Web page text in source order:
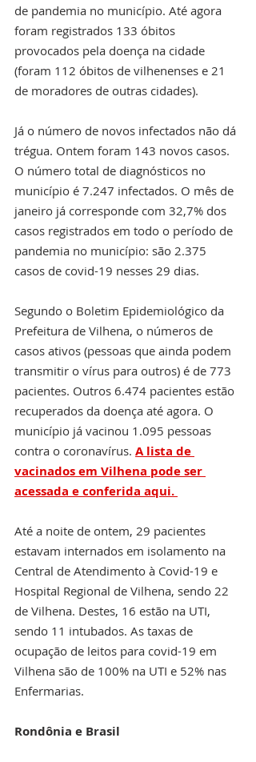
de pandemia no município. Até agora
foram registrados 133 óbitos
provocados pela doença na cidade
(foram 112 óbitos de vilhenenses e 21
de moradores de outras cidades).
Já o número de novos infectados não dá
trégua. Ontem foram 143 novos casos.
O número total de diagnósticos no
município é 7.247 infectados. O mês de
janeiro já corresponde com 32,7% dos
casos registrados em todo o período de
pandemia no município: são 2.375
casos de covid-19 nesses 29 dias.
Segundo o Boletim Epidemiológico da
Prefeitura de Vilhena, o números de
casos ativos (pessoas que ainda podem
transmitir o vírus para outros) é de 773
pacientes. Outros 6.474 pacientes estão
recuperados da doença até agora. O
município já vacinou 1.095 pessoas
contra o coronavírus. A lista de
vacinados em Vilhena pode ser
acessada e conferida aqui.
Até a noite de ontem, 29 pacientes
estavam internados em isolamento na
Central de Atendimento à Covid-19 e
Hospital Regional de Vilhena, sendo 22
de Vilhena. Destes, 16 estão na UTI,
sendo 11 intubados. As taxas de
ocupação de leitos para covid-19 em
Vilhena são de 100% na UTI e 52% nas
Enfermarias.
Rondônia e Brasil